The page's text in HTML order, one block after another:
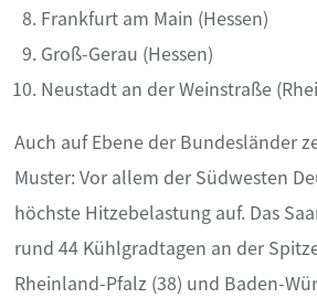
Frankfurt am Main (Hessen)
Groß-Gerau (Hessen)
Neustadt an der Weinstraße
Auch auf Ebene der Bundesländer
Muster: Vor allem der Südwesten
höchste Hitzebelastung auf. Das
rund 44 Kühlgradtagen an der
Rheinland-Pfalz (38) und Baden-